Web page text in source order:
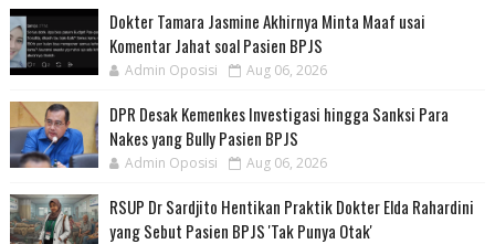
Dokter Tamara Jasmine Akhirnya Minta Maaf usai
Komentar Jahat soal Pasien BPJS
Admin Oposisi Aug 06, 2026
DPR Desak Kemenkes Investigasi hingga Sanksi Para
Nakes yang Bully Pasien BPJS
Admin Oposisi Aug 06, 2026
RSUP Dr Sardjito Hentikan Praktik Dokter Elda Rahardini
yang Sebut Pasien BPJS 'Tak Punya Otak'